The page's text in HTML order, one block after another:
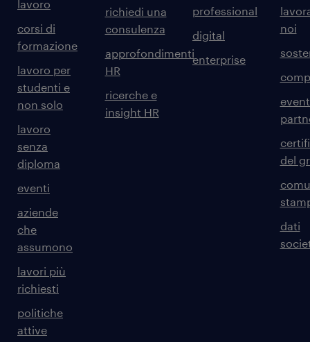
lavoro
corsi di
formazione
lavoro per
studenti e
non solo
lavoro
senza
diploma
eventi
aziende
che
assumono
lavori più
richiesti
politiche
attive
richiedi una
consulenza
approfondimenti
HR
ricerche e
insight HR
professional
digital
enterprise
noi
del
dati